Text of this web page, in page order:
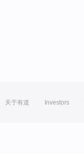
关于有道 Investors